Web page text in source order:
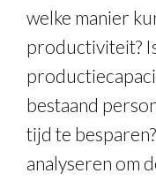
welke manier
productiviteit?
bestaand
tijd te
analyseren om